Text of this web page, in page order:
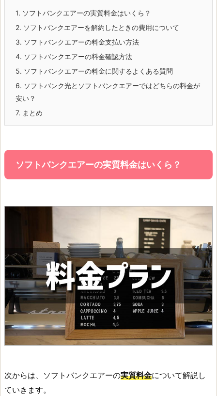
1. ソフトバンクエアーの実質料金はいくら？
2. ソフトバンクエアーを解約したときの費用について
3. ソフトバンクエアーの料金支払い方法
4. ソフトバンクエアーの料金確認方法
5. ソフトバンクエアーの料金に関するよくある質問
6. ソフトバンク光とソフトバンクエアーではどちらの料金が
安い？
7. まとめ
ソフトバンクエアーの実質料金はいくら？
次からは、ソフトバンクエアーの実質料金について解説し
ていきます。